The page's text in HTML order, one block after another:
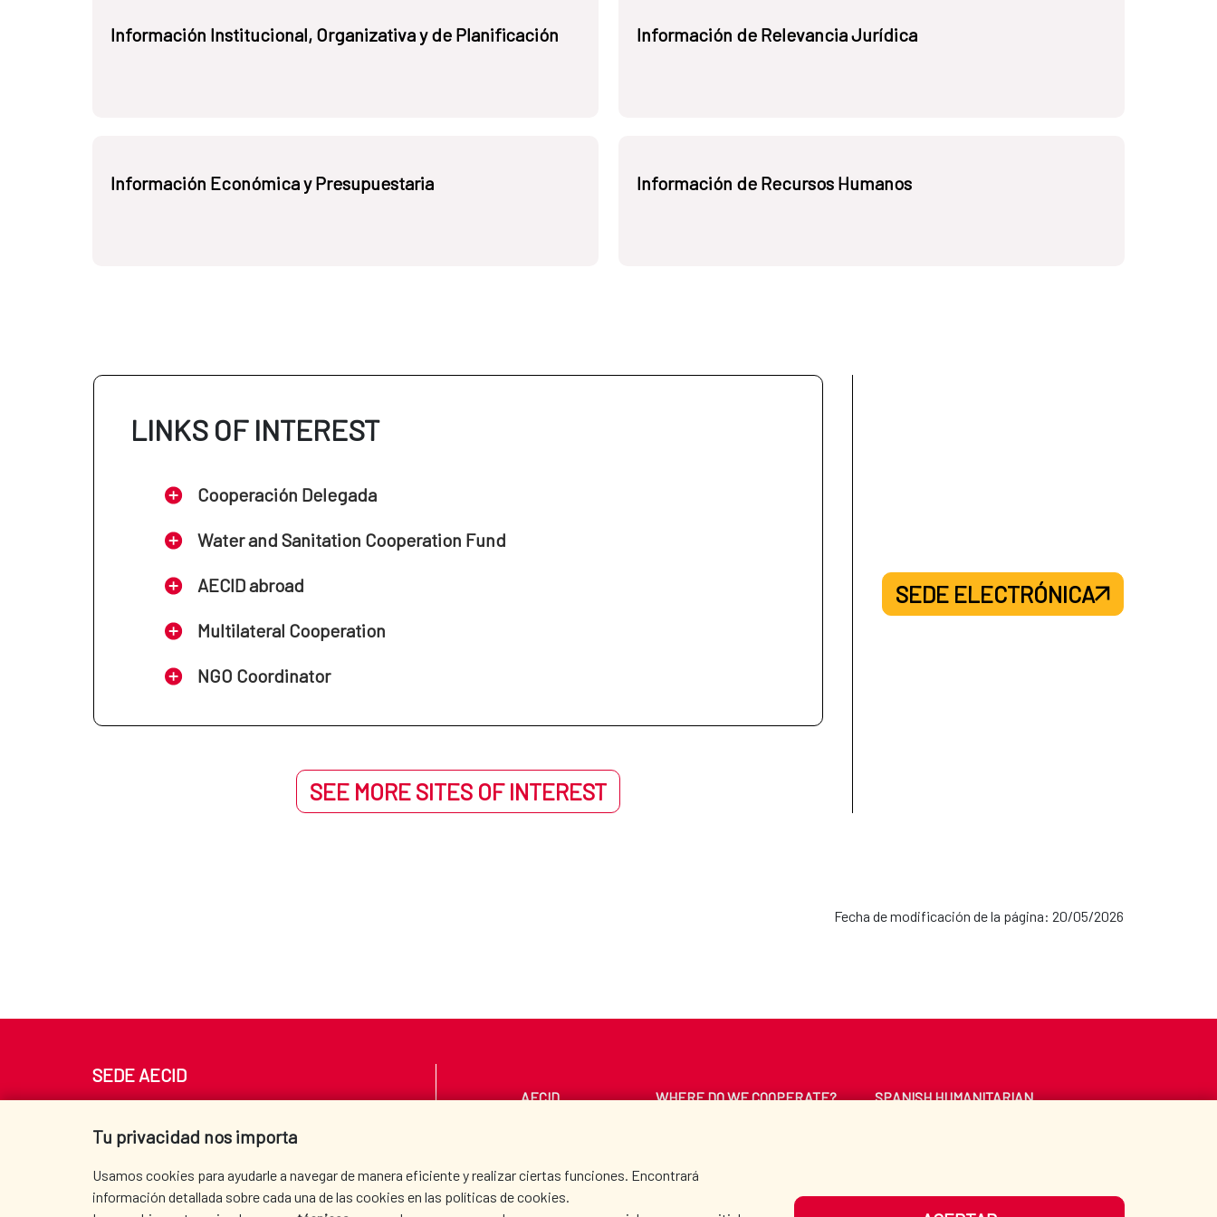
Información Institucional, Organizativa y de Planificación Información de Relevancia Jurídica
Información Económica y Presupuestaria Información de Recursos Humanos
LINKS OF INTEREST
Cooperación Delegada
Water and Sanitation Cooperation Fund
AECID abroad
Multilateral Cooperation
NGO Coordinator
SEE MORE SITES OF INTEREST
SEDE ELECTRÓNICA
Fecha de modificación de la página: 20/05/2026
Tu privacidad nos importa
Usamos cookies para ayudarle a navegar de manera eficiente y realizar ciertas funciones. Encontrará
información detallada sobre cada una de las cookies en las políticas de cookies.
SEDE AECID
Tel. +34 900 20 30 54​​​​​​​
AECID WHERE DO WE COOPERATE?
SPANISH HUMANITARIAN
PRESS ROOM CULTURE AND SCIENCE